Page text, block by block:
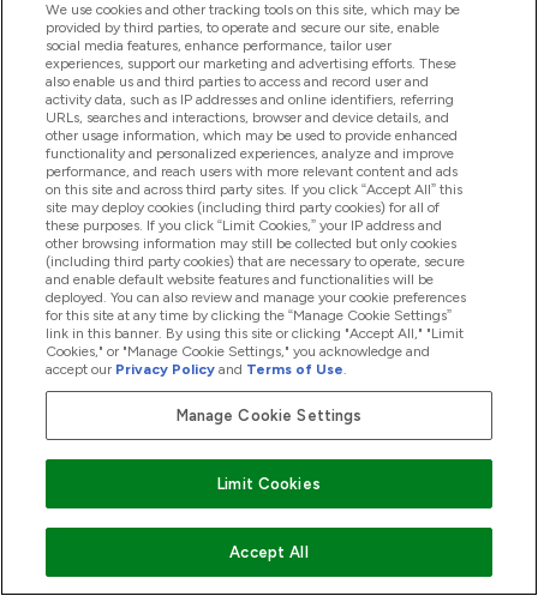
Βοήθεια & Πληροφορίες
Προϊόντα
Εταιρικές Πληροφορίες
Εκπτώσεις & Ανταμοιβές
2026 The Hut.com Ltd
We use cookies and other tracking tools on this site, which may be
provided by third parties, to operate and secure our site, enable
social media features, enhance performance, tailor user
experiences, support our marketing and advertising efforts. These
also enable us and third parties to access and record user and
activity data, such as IP addresses and online identifiers, referring
URLs, searches and interactions, browser and device details, and
other usage information, which may be used to provide enhanced
functionality and personalized experiences, analyze and improve
performance, and reach users with more relevant content and ads
on this site and across third party sites. If you click “Accept All” this
site may deploy cookies (including third party cookies) for all of
these purposes. If you click “Limit Cookies,” your IP address and
other browsing information may still be collected but only cookies
(including third party cookies) that are necessary to operate, secure
and enable default website features and functionalities will be
deployed. You can also review and manage your cookie preferences
for this site at any time by clicking the “Manage Cookie Settings”
link in this banner. By using this site or clicking "Accept All," "Limit
Cookies," or "Manage Cookie Settings," you acknowledge and
accept our Privacy Policy and Terms of Use.
Manage Cookie Settings
Limit Cookies
Accept All